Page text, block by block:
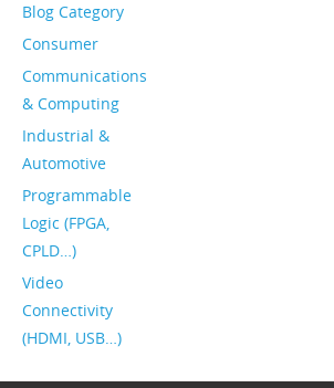
Blog Category
Consumer
Communications
& Computing
Industrial &
Automotive
Programmable
Logic (FPGA,
CPLD…)
Video
Connectivity
(HDMI, USB…)